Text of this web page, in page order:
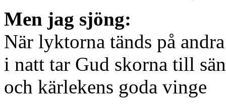
Men jag sjöng:
När lyktorna tänds på
i natt tar Gud skorna till
och kärlekens goda vinge